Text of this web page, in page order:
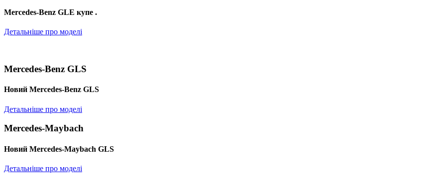
Mercedes-Benz GLE купе .
Детальніше про моделі
Mercedes-Benz GLS
Новий Mercedes-Benz GLS
Детальніше про моделі
Mercedes-Maybach
Новий Mercedes-Maybach GLS
Детальніше про моделі